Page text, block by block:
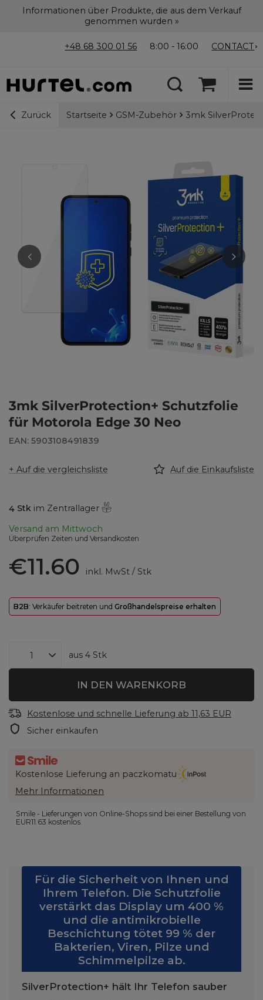
Informationen über Produkte, die aus dem Verkauf
genommen wurden »
+48 68 300 01 56 8:00 - 16:00 CONTACT
Zurück Startseite GSM-Zubehör 3mk
3mk SilverProtection+ Schutzfolie
für Motorola Edge 30 Neo
EAN: 5903108491839
+ Auf die vergleichsliste Auf die Einkaufsliste
4 Stk im Zentrallager
Versand am Mittwoch
Überprüfen Zeiten und Versandkosten
€11.60 inkl. MwSt/ Stk
B2B: Verkäufer beitreten und Großhandelspreise erhalten
aus 4 Stk
IN DEN WARENKORB
Kostenlose und schnelle Lieferung ab 11,63 EUR
Sicher einkaufen
Kostenlose Lieferung an paczkomatu
Mehr Informationen
Smile - Lieferungen von Online-Shops sind bei einer Bestellung von
EUR11.63 kostenlos.
Für die Sicherheit von Ihnen und
Ihrem Telefon. Die Schutzfolie
verstärkt das Display um 400 %
und die antimikrobielle
Beschichtung tötet 99 % der
Bakterien, Viren, Pilze und
Schimmelpilze ab.
SilverProtection+ hält Ihr Telefon sauber